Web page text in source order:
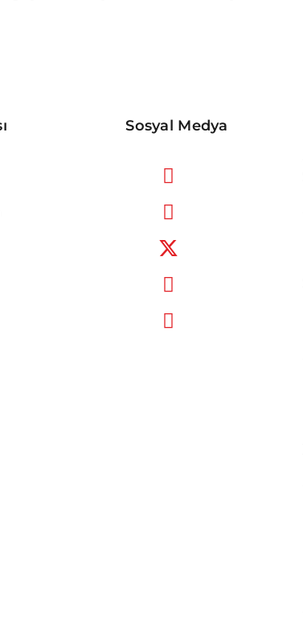
Sosyal Medya